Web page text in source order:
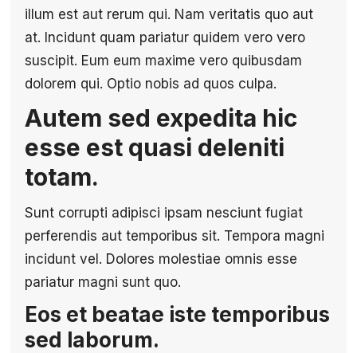
illum est aut rerum qui. Nam veritatis quo aut
at. Incidunt quam pariatur quidem vero vero
suscipit. Eum eum maxime vero quibusdam
dolorem qui. Optio nobis ad quos culpa.
Autem sed expedita hic
esse est quasi deleniti
totam.
Sunt corrupti adipisci ipsam nesciunt fugiat
perferendis aut temporibus sit. Tempora magni
incidunt vel. Dolores molestiae omnis esse
pariatur magni sunt quo.
Eos et beatae iste temporibus
sed laborum.